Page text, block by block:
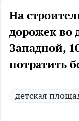
На
дорожек во
Западной,
потратить
детская